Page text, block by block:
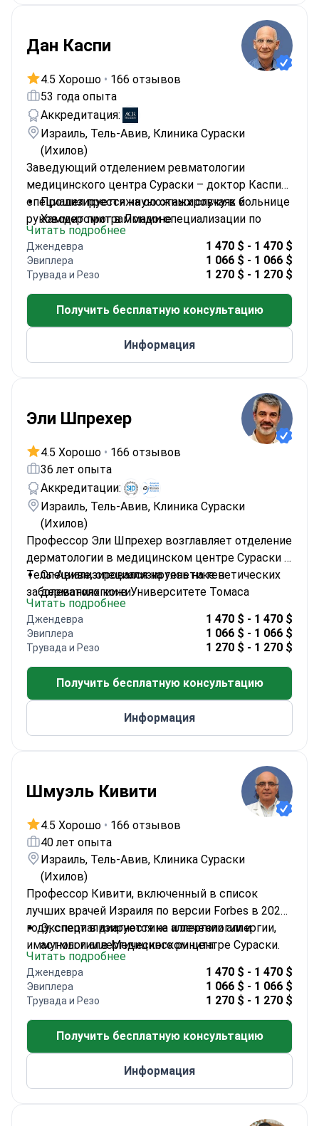
Дан Каспи
4.5 Хорошо • 166 отзывов
53 года опыта
Аккредитация:
Израиль, Тель-Авив, Клиника Сураски
(Ихилов)
Заведующий отделением ревматологии
медицинского центра Сураски – доктор Каспи
специализируется на сложных случаях и
руководит программами специализации по
ревматологии в Израиле.
Прошел престижную стажировку в больнице
Хаммерсмит в Лондоне
Бывший заведующий дневным стационаром
ревматологии в Ихилов
Более 140 научных публикаций по
Член Израильской и Американской
Читать подробнее
Джендевра 1 470 $ - 1 470 $
Эвиплера 1 066 $ - 1 066 $
Трувада и Резо 1 270 $ - 1 270 $
Получить бесплатную консультацию
Информация
Эли Шпрехер
4.5 Хорошо • 166 отзывов
36 лет опыта
Аккредитации:
Израиль, Тель-Авив, Клиника Сураски
(Ихилов)
Профессор Эли Шпрехер возглавляет отделение
дерматологии в медицинском центре Сураски в
Тель-Авиве, специализируясь на генетических
заболеваниях кожи.
Специализировался на генетике в
дерматологии в Университете Томаса
Джефферсона
Автор более 220 научных публикаций по
дерматологии
Американскую академию дерматологии
технологического института
Читать подробнее
Джендевра 1 470 $ - 1 470 $
Эвиплера 1 066 $ - 1 066 $
Трувада и Резо 1 270 $ - 1 270 $
Получить бесплатную консультацию
Информация
Шмуэль Кивити
4.5 Хорошо • 166 отзывов
40 лет опыта
Израиль, Тель-Авив, Клиника Сураски
(Ихилов)
Профессор Кивити, включенный в список
лучших врачей Израиля по версии Forbes в 2021
году, специализируется на аллергологии и
иммунологии в Медицинском центре Сураски.
Эксперт в диагностике и лечении аллергии,
астмы и аллергического ринита
Член многочисленных международных
обществ аллергологии и иммунологии
Проходил обучение в престижных
Лауреат нескольких наград за исследования
Читать подробнее
Джендевра 1 470 $ - 1 470 $
Эвиплера 1 066 $ - 1 066 $
Трувада и Резо 1 270 $ - 1 270 $
Получить бесплатную консультацию
Информация